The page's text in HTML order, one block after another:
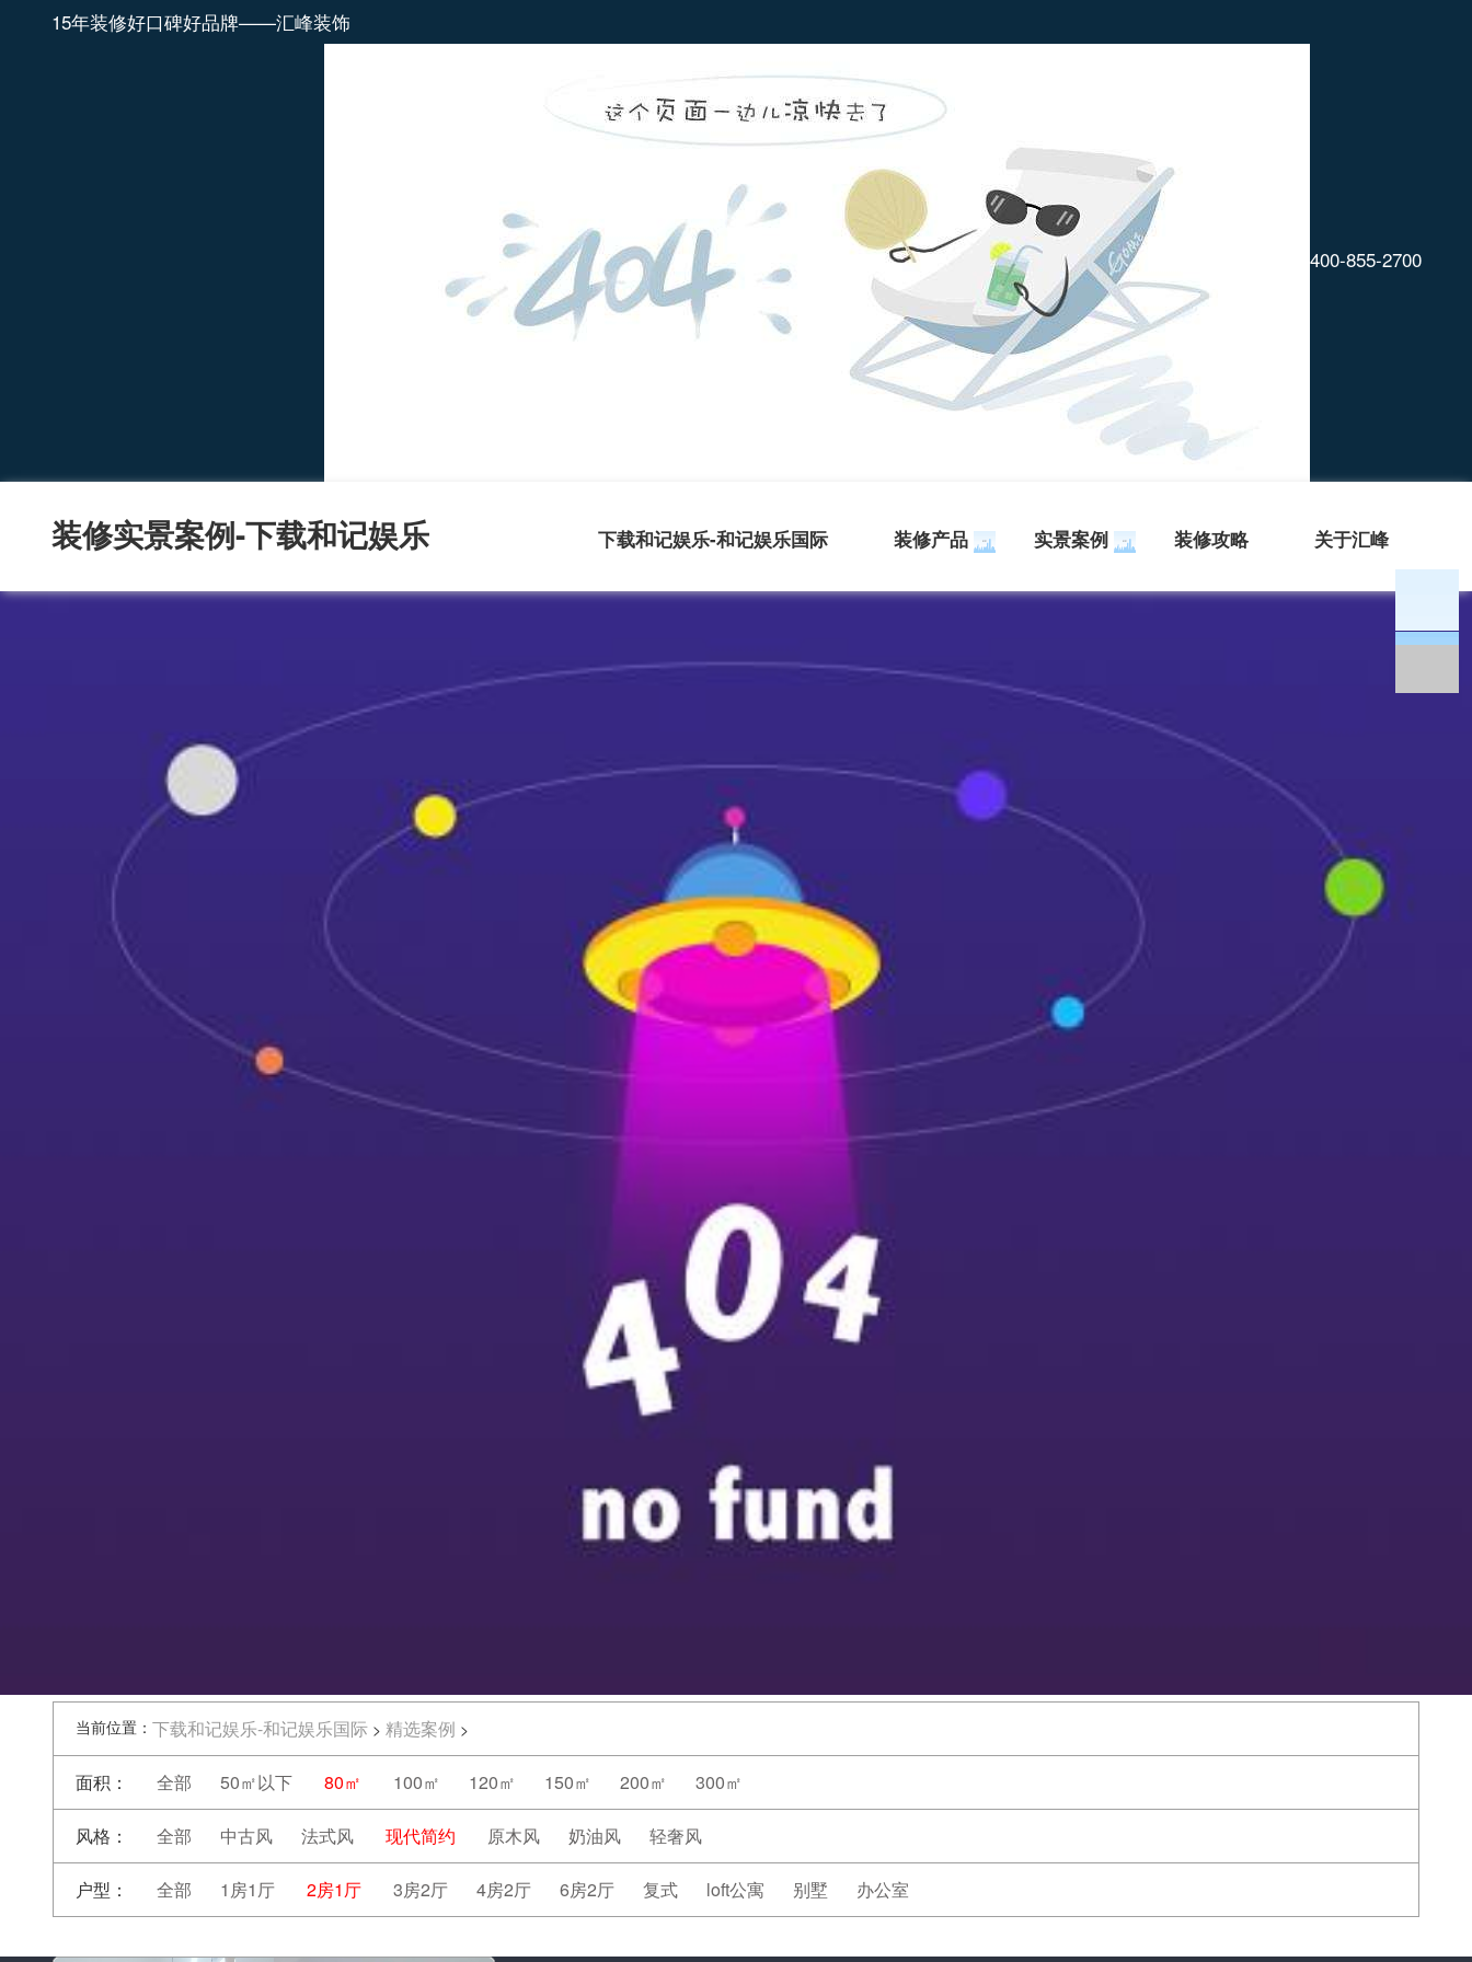
15年装修好口碑好品牌——汇峰装饰
400-855-2700
装修实景案例-下载和记娱乐 下载和记娱乐-和记娱乐国际 装修产品 实景案例 装修攻略 关于汇峰
当前位置： 下载和记娱乐-和记娱乐国际 > 精选案例 >
面积： 全部 50㎡以下 80㎡ 100㎡ 120㎡ 150㎡ 200㎡ 300㎡
风格： 全部 中古风 法式风 现代简约 原木风 奶油风 轻奢风
户型： 全部 1房1厅 2房1厅 3房2厅 4房2厅 6房2厅 复式 loft公寓 别墅 办公室